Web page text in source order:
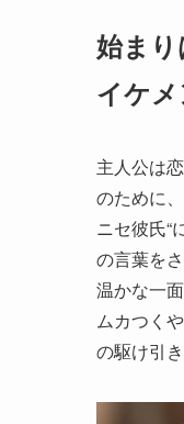
始ま
イケ
主人公は
のために
ニセ彼氏“
の言葉を
温かな一
ムカつく
の駆け引